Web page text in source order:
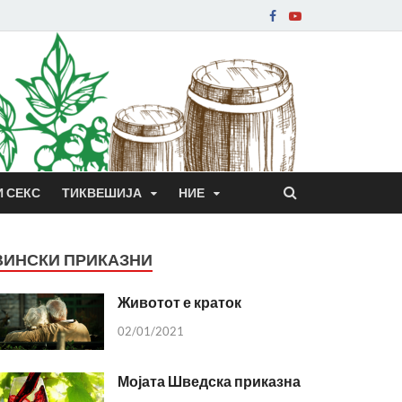
СЕКС ТИКВЕШИЈА НИЕ
ПРИКАЗНИ
Животот е краток
02/01/2021
Мојата Шведска приказна